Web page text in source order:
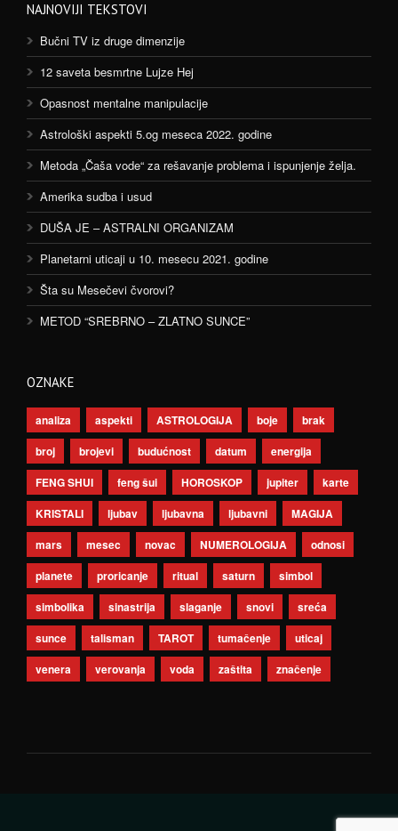
NAJNOVIJI TEKSTOVI
Bučni TV iz druge dimenzije
12 saveta besmrtne Lujze Hej
Opasnost mentalne manipulacije
Astrološki aspekti 5.og meseca 2022. godine
Metoda „Čaša vode“ za rešavanje problema i ispunjenje želja.
Amerika sudba i usud
DUŠA JE – ASTRALNI ORGANIZAM
Planetarni uticaji u 10. mesecu 2021. godine
Šta su Mesečevi čvorovi?
METOD “SREBRNO – ZLATNO SUNCE”
OZNAKE
analiza aspekti ASTROLOGIJA boje
brak
broj
brojevi budućnost datum
energija
FENG SHUI
feng šui HOROSKOP jupiter
karte
KRISTALI
ljubav ljubavna ljubavni
MAGIJA
mars
mesec novac NUMEROLOGIJA
odnosi
planete
proricanje ritual saturn
simbol
simbolika
sinastrija slaganje snovi
sreća
sunce
talisman TAROT tumačenje
uticaj
venera
verovanja voda zaštita značenje